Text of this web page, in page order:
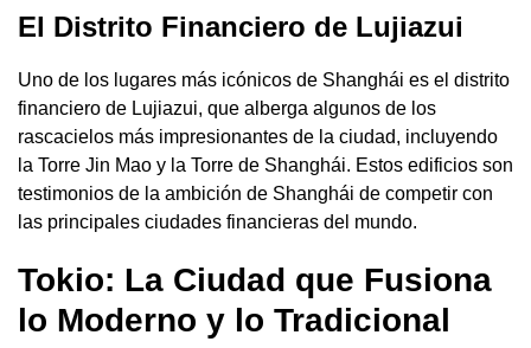
El Distrito Financiero de Lujiazui
Uno de los lugares más icónicos de Shanghái es el distrito
financiero de Lujiazui, que alberga algunos de los
rascacielos más impresionantes de la ciudad, incluyendo
la Torre Jin Mao y la Torre de Shanghái. Estos edificios son
testimonios de la ambición de Shanghái de competir con
las principales ciudades financieras del mundo.
Tokio: La Ciudad que Fusiona
lo Moderno y lo Tradicional